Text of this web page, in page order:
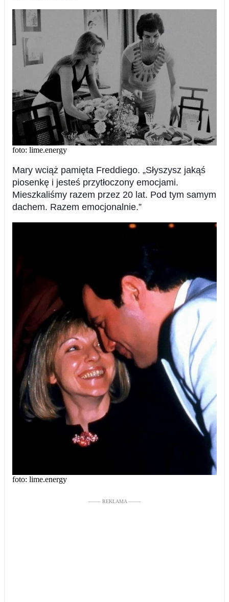
foto: lime.energy
Mary wciąż pamięta Freddiego. „Słyszysz jakąś
piosenkę i jesteś przytłoczony emocjami.
Mieszkaliśmy razem przez 20 lat. Pod tym samym
dachem. Razem emocjonalnie.”
foto: lime.energy
––––– REKLAMA –––––